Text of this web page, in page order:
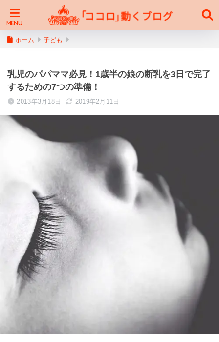
ホーム 子ども
乳児のパパママ必見！1歳半の娘の断乳を3日で完了
するための7つの準備！
2013年3月18日 2019年2月11日